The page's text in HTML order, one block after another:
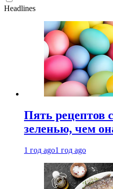
Headlines
Пять рецептов
зеленью, чем
1 год ago1 год ago